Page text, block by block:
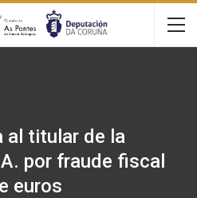
al titular de la
por fraude fiscal
euros